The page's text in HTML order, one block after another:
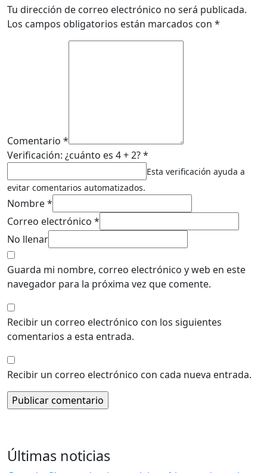
Tu dirección de correo electrónico no será publicada.
Los campos obligatorios están marcados con *
Comentario *
Verificación: ¿cuánto es 4 + 2? *
Esta verificación ayuda a
evitar comentarios automatizados.
Nombre *
Correo electrónico *
No llenar
Guarda mi nombre, correo electrónico y web en este
navegador para la próxima vez que comente.
Recibir un correo electrónico con los siguientes
comentarios a esta entrada.
Recibir un correo electrónico con cada nueva entrada.
Últimas noticias